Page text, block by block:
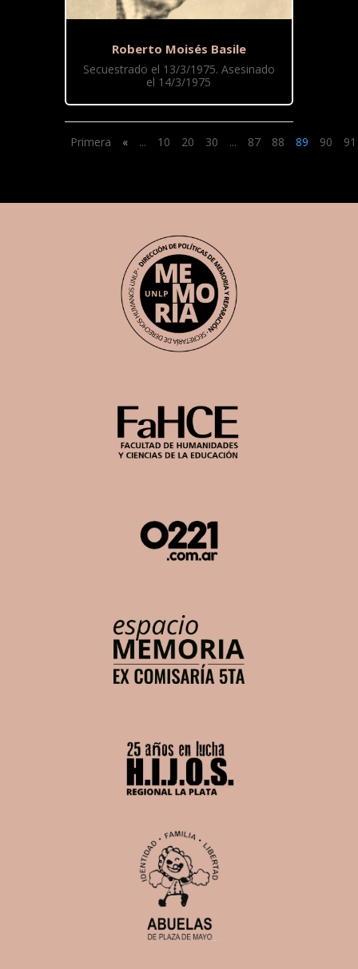
Roberto Moisés Basile
Secuestrado el 13/3/1975. Asesinado
el 14/3/1975
Primera « ... 10 20 30 ... 87 88 89 90 91